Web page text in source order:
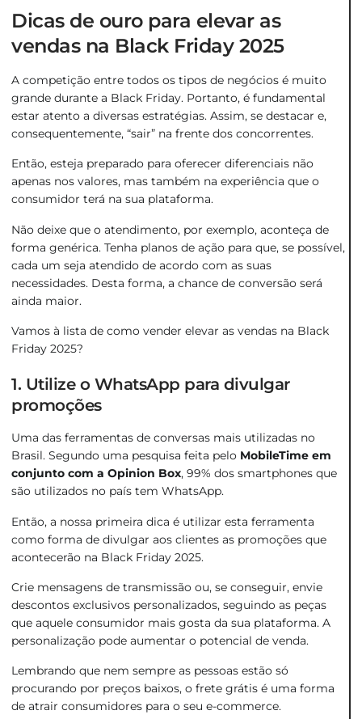
Dicas de ouro para elevar as
vendas na Black Friday 2025
A competição entre todos os tipos de negócios é muito
grande durante a Black Friday. Portanto, é fundamental
estar atento a diversas estratégias. Assim, se destacar e,
consequentemente, “sair” na frente dos concorrentes.
Então, esteja preparado para oferecer diferenciais não
apenas nos valores, mas também na experiência que o
consumidor terá na sua plataforma.
Não deixe que o atendimento, por exemplo, aconteça de
forma genérica. Tenha planos de ação para que, se possível,
cada um seja atendido de acordo com as suas
necessidades. Desta forma, a chance de conversão será
ainda maior.
Vamos à lista de como vender elevar as vendas na Black
Friday 2025?
1. Utilize o WhatsApp para divulgar
promoções
Uma das ferramentas de conversas mais utilizadas no
Brasil. Segundo uma pesquisa feita pelo MobileTime em
conjunto com a Opinion Box, 99% dos smartphones que
são utilizados no país tem WhatsApp.
Então, a nossa primeira dica é utilizar esta ferramenta
como forma de divulgar aos clientes as promoções que
acontecerão na Black Friday 2025.
Crie mensagens de transmissão ou, se conseguir, envie
descontos exclusivos personalizados, seguindo as peças
que aquele consumidor mais gosta da sua plataforma. A
personalização pode aumentar o potencial de venda.
Lembrando que nem sempre as pessoas estão só
procurando por preços baixos, o frete grátis é uma forma
de atrair consumidores para o seu e-commerce.